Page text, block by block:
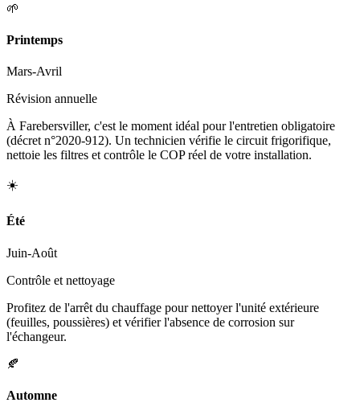
🌱
Printemps
Mars-Avril
Révision annuelle
À Farebersviller, c'est le moment idéal pour l'entretien obligatoire
(décret n°2020-912). Un technicien vérifie le circuit frigorifique,
nettoie les filtres et contrôle le COP réel de votre installation.
☀️
Été
Juin-Août
Contrôle et nettoyage
Profitez de l'arrêt du chauffage pour nettoyer l'unité extérieure
(feuilles, poussières) et vérifier l'absence de corrosion sur
l'échangeur.
🍂
Automne